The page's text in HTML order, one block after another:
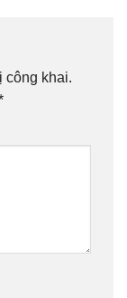
công khai.